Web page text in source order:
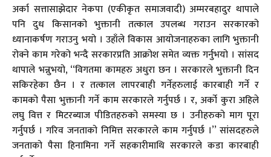
अर्का सत्तासाझेदार नेकपा (एकीकृत समाजवादी) अम्मरबहादुर थापाले
पनि दुध किसानको भुक्तानी तत्काल उपलब्ध गराउन सरकारको
ध्यानाकर्षण गराउनु भयो । उहाँले विकास आयोजनाहरुका लागि भुक्तानी
रोक्ने काम गरेको भन्दै सरकारप्रति आक्रोश समेत व्यक्त गर्नुभयो । सांसद
थापाले भन्नुभयो, ‘‘विगतमा कामहरु अधुरा छन । सरकारले भुक्तानी दिन
सकिरहेका छैन । र तत्काल लापरबाही गर्नेहरुलाई कारबाही गर्ने र
कामको पैसा भुक्तानी गर्ने काम सरकारले गर्नुपर्छ । र, अर्को कुरा अहिले
लघु वित्त र मिटरब्याज पीडितहरुको समस्या छ । उनीहरुको माग पूरा
गर्नुपर्छ । गरिव जनताको निमित्त सरकारले काम गर्नुपर्छ ।’’ सांसदहरुले
जनताको पैसा हिनामिना गर्ने सहकारीमाथि सरकारले कडा कारबाही